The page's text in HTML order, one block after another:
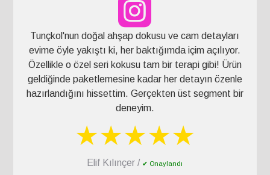
Tunçkol'nun doğal ahşap dokusu ve cam detayları
evime öyle yakıştı ki, her baktığımda içim açılıyor.
Özellikle o özel seri kokusu tam bir terapi gibi! Ürün
geldiğinde paketlemesine kadar her detayın özenle
hazırlandığını hissettim. Gerçekten üst segment bir
deneyim.
★★★★★
Elif Kılınçer / ✔ Onaylandı